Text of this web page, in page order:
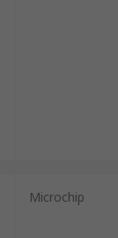
Microchip